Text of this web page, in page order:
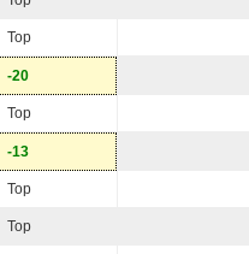
Top
-20
Top
-13
Top
Top